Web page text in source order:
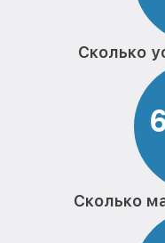
Сколько
Сколько